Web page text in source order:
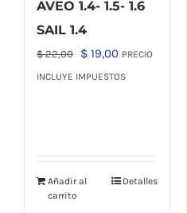
AVEO 1.4- 1.5- 1.6
SAIL 1.4
$22,00
El
precio
$ 19,00El
precio
PRECIO
INCLUYE IMPUESTOS
Añadir al
carrito
Detalles